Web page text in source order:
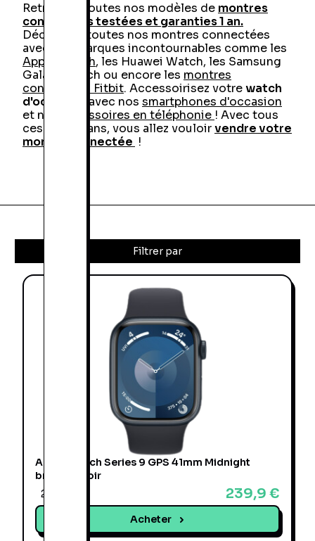
Retrouvez toutes nos modèles de montres
connectées testées et garanties 1 an.
Découvrez toutes nos montres connectées
avec des marques incontournables comme les
Apple Watch, les Huawei Watch, les Samsung
Galaxy Watch ou encore les montres
connectées Fitbit. Accessoirisez votrewatch
d'occasion
avec nos smartphones d'occasion
et nos
accessoires en téléphonie ! Avec tous
ces bons plans, vous allez vouloirvendre votre
montre connectée !
Filtrer par
Apple Watch Series 9 GPS 41mm Midnight
bracelet noir
2 offres
239,9 €
Acheter